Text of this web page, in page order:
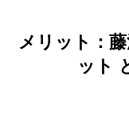
メリット：
ット